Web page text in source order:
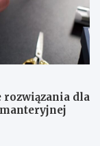
rozwiązania dla